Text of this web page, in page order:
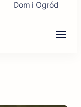
Dom i Ogród